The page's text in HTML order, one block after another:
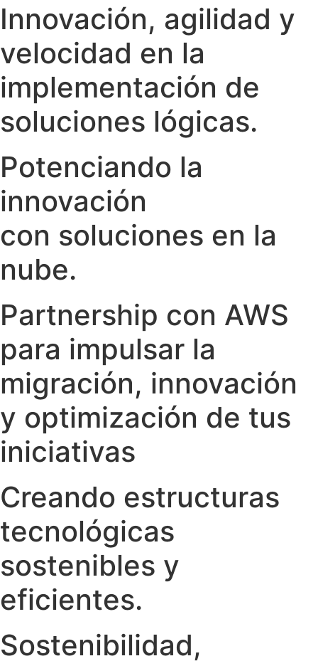
Innovación, agilidad y
velocidad en la
implementación de
soluciones lógicas.
Potenciando la
innovación
con soluciones en la
nube.
Partnership con AWS
para impulsar la
migración, innovación
y optimización de tus
iniciativas
Creando estructuras
tecnológicas
sostenibles y
eficientes.
Sostenibilidad,